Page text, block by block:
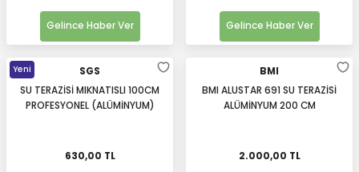
Gelince Haber Ver Gelince Haber Ver
Yeni
SGS
SU TERAZİSİ MIKNATISLI 100CM
PROFESYONEL (ALÜMİNYUM)
630,00 TL
BMI
BMI ALUSTAR 691 SU TERAZİSİ
ALÜMİNYUM 200 CM
2.000,00 TL